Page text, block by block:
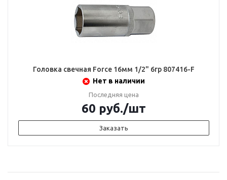
Головка свечная Force 16мм 1/2" 6гр 807416-F
Нет в наличии
Последняя цена
60 руб./шт
Заказать